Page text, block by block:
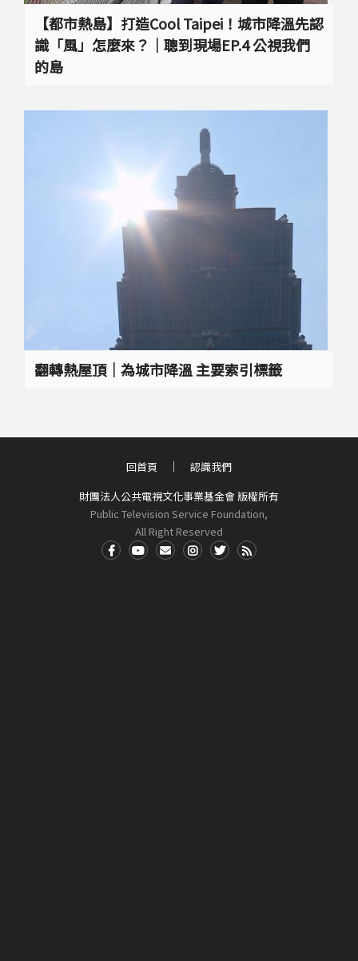
【都市熱島】打造Cool Taipei！城市降溫先認
識「風」怎麼來？｜聰到現場EP.4 公視我們
的島
翻轉熱屋頂｜為城市降溫 主要索引標籤
財團法人公共電視文化事業基金會 版權所有
Public Television Service Foundation,
All Right Reserved
回首頁 認識我們